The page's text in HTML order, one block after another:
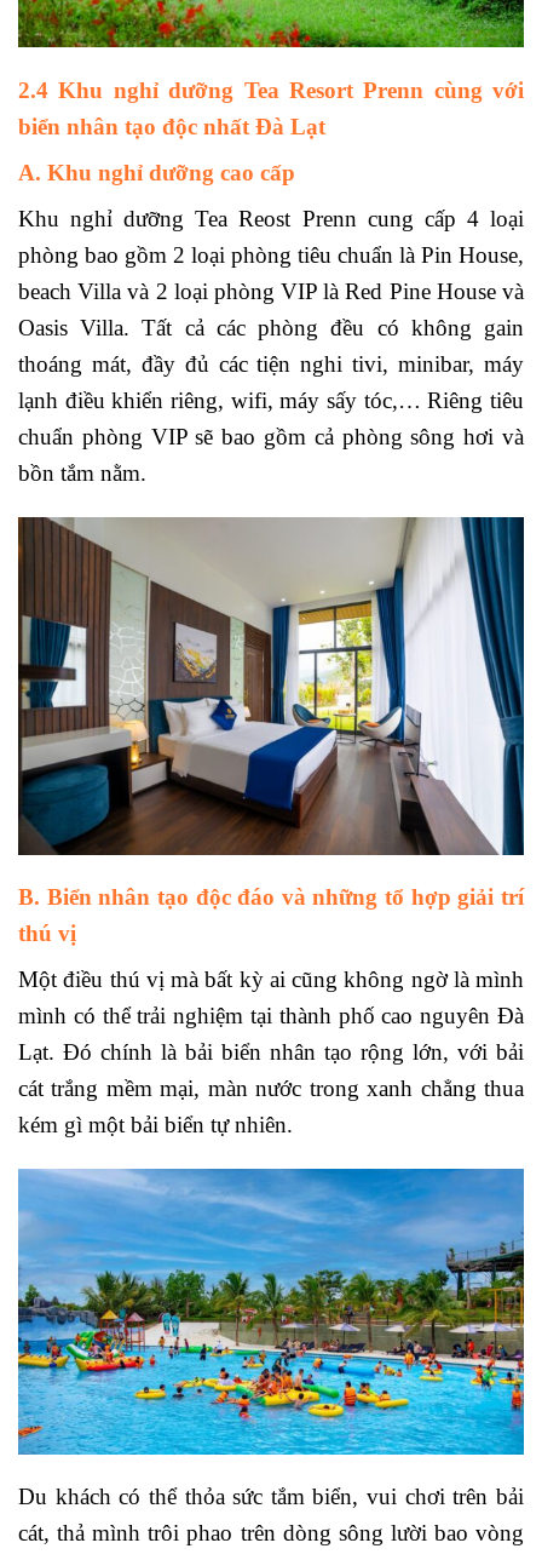
2.4 Khu nghỉ dưỡng Tea Resort Prenn cùng với
biển nhân tạo độc nhất Đà Lạt
A. Khu nghỉ dưỡng cao cấp
Khu nghỉ dưỡng Tea Reost Prenn cung cấp 4 loại
phòng bao gồm 2 loại phòng tiêu chuẩn là Pin House,
beach Villa và 2 loại phòng VIP là Red Pine House và
Oasis Villa. Tất cả các phòng đều có không gain
thoáng mát, đầy đủ các tiện nghi tivi, minibar, máy
lạnh điều khiển riêng, wifi, máy sấy tóc,… Riêng tiêu
chuẩn phòng VIP sẽ bao gồm cả phòng sông hơi và
bồn tắm nằm.
B. Biển nhân tạo độc đáo và những tổ hợp giải trí
thú vị
Một điều thú vị mà bất kỳ ai cũng không ngờ là mình
mình có thể trải nghiệm tại thành phố cao nguyên Đà
Lạt. Đó chính là bải biển nhân tạo rộng lớn, với bải
cát trắng mềm mại, màn nước trong xanh chẳng thua
kém gì một bải biển tự nhiên.
Du khách có thể thỏa sức tắm biển, vui chơi trên bải
cát, thả mình trôi phao trên dòng sông lười bao vòng